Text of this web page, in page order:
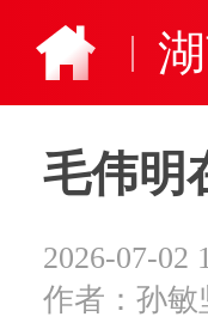
毛伟明
2026-07-02
作者：孙敏